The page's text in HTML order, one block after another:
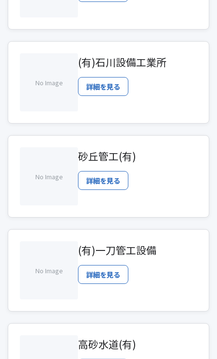
No Image
(有)石川設備工業所
詳細を見る
No Image
砂丘管工(有)
詳細を見る
No Image
(有)一刀管工設備
詳細を見る
高砂水道(有)